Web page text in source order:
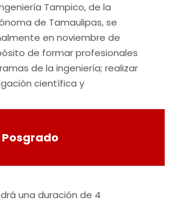
Tampico, de la
de Tamaulipas, se
en noviembre de
de formar profesionales
de la ingeniería; realizar
científica y
Posgrado
una duración de 4